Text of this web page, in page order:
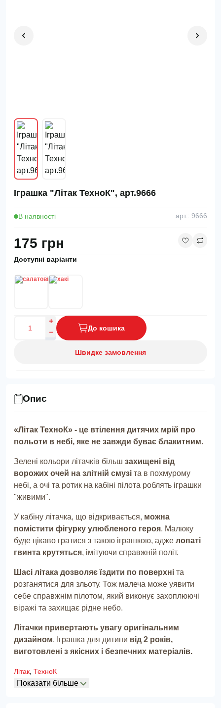
Іграшка "Літак ТехноК", арт.9666
В наявності арт.: 9666
175 грн
Доступні варіанти
До кошика
Швидке замовлення
Опис
«Літак ТехноК» - це втілення дитячих мрій про
польоти в небі, яке не завжди буває блакитним.
Зелені кольори літачків більш захищені від
ворожих очей на злітній смузі та в похмурому
небі, а очі та ротик на кабіні пілота роблять іграшки
"живими".
У кабіну літачка, що відкривається, можна
помістити фігурку улюбленого героя. Малюку
буде цікаво гратися з такою іграшкою, адже лопаті
гвинта крутяться, імітуючи справжній політ.
Шасі літака дозволяє їздити по поверхні та
розганятися для зльоту. Тож малеча може уявити
себе справжнім пілотом, який виконує захоплюючі
віражі та захищає рідне небо.
Літачки привертають увагу оригінальним
дизайном. Іграшка для дитини від 2 років,
виготовлені з якісних і безпечних матеріалів.
Літак, ТехноК
Показати більше